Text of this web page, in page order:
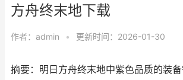
方舟终末地下载
作者： admin • 更新时间：2026-01-30
摘要：明日方舟终末地中紫色品质的装